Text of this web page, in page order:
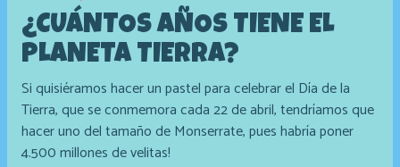
¿CUÁNTOS AÑOS TIENE EL
PLANETA TIERRA?
Si quisiéramos hacer un pastel para celebrar el Día de la
Tierra, que se conmemora cada 22 de abril, tendríamos que
hacer uno del tamaño de Monserrate, pues habría poner
4.500 millones de velitas!